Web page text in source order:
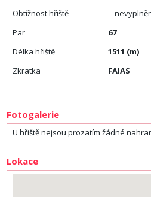
Obtížnost hřiště
--
Par
67
Délka hřiště
1511 (m)
Zkratka
FAIAS
Fotogalerie
U hřiště nejsou prozatím žádné
Lokace